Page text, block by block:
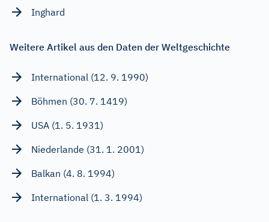
Inghard
Weitere Artikel aus den Daten der Weltgeschichte
International (12. 9. 1990)
Böhmen (30. 7. 1419)
USA (1. 5. 1931)
Niederlande (31. 1. 2001)
Balkan (4. 8. 1994)
International (1. 3. 1994)